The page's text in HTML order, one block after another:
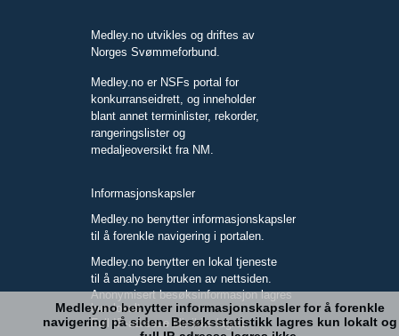
Medley.no utvikles og driftes av
Norges Svømmeforbund.
Medley.no er NSFs portal for
konkurranseidrett, og inneholder
blant annet terminlister, rekorder,
rangeringslister og
medaljeoversikt fra NM.
Informasjonskapsler
Medley.no benytter informasjonskapsler
til å forenkle navigering i portalen.
Medley.no benytter en lokal tjeneste
til å analysere bruken av nettsiden.
Anonymisert besøksinformasjon lagres
kun lokalt.
Full IP-adresse blir ikke lagret.
Medley.no benytter informasjonskapsler for å forenkle
navigering på siden. Besøksstatistikk lagres kun lokalt og